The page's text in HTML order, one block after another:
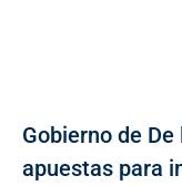
Gobierno de
apuestas para